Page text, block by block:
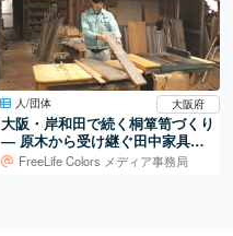
人/団体 大阪府
大阪・岸和田で続く桐箪笥づくり
― 原木から受け継ぐ田中家具製
作所の仕事
FreeLife Colors メディア事務局